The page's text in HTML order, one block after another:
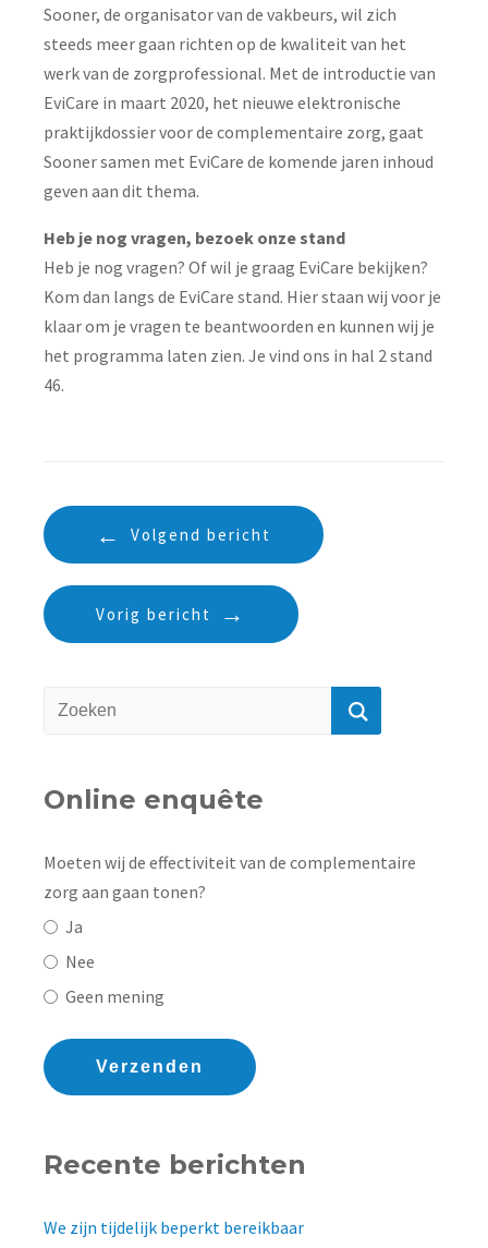
Sooner, de organisator van de vakbeurs, wil zich
steeds meer gaan richten op de kwaliteit van het
werk van de zorgprofessional. Met de introductie van
EviCare in maart 2020, het nieuwe elektronische
praktijkdossier voor de complementaire zorg, gaat
Sooner samen met EviCare de komende jaren inhoud
geven aan dit thema.
Heb je nog vragen, bezoek onze stand
Heb je nog vragen? Of wil je graag EviCare bekijken?
Kom dan langs de EviCare stand. Hier staan wij voor je
klaar om je vragen te beantwoorden en kunnen wij je
het programma laten zien. Je vind ons in hal 2 stand
46.
Volgend bericht
Vorig bericht
Online enquête
Moeten wij de effectiviteit van de complementaire
zorg aan gaan tonen?
Ja
Nee
Geen mening
Verzenden
Recente berichten
We zijn tijdelijk beperkt bereikbaar